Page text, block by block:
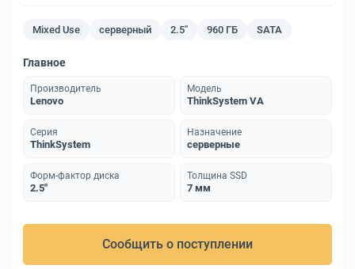
Mixed Use серверный 2.5" 960 ГБ SATA
Главное
Производитель
Lenovo
Модель
ThinkSystem VA
Серия
ThinkSystem
Назначение
серверные
Форм-фактор диска
2.5"
Толщина SSD
7 мм
Сообщить о поступлении